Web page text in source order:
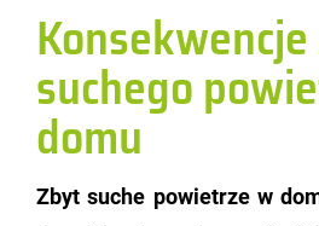
suchego
domu
Zbyt suche po­wie­trze w